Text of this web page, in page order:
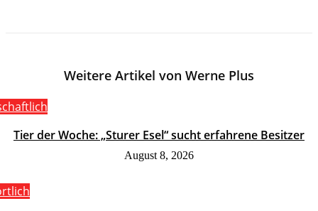
Weitere Artikel von Werne Plus
Tier der Woche: „Sturer Esel“ sucht erfahrene Besitzer
August 8, 2026